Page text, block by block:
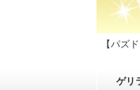
【パズ
ゲリ